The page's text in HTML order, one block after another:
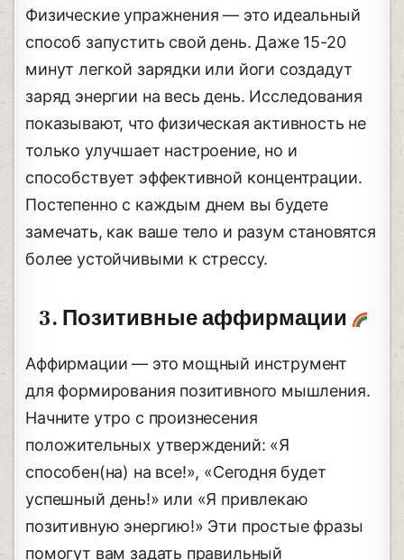
Физические упражнения — это идеальный
способ запустить свой день. Даже 15-20
минут легкой зарядки или йоги создадут
заряд энергии на весь день. Исследования
показывают, что физическая активность не
только улучшает настроение, но и
способствует эффективной концентрации.
Постепенно с каждым днем вы будете
замечать, как ваше тело и разум становятся
более устойчивыми к стрессу.
3. Позитивные аффирмации
Аффирмации — это мощный инструмент
для формирования позитивного мышления.
Начните утро с произнесения
положительных утверждений: «Я
способен(на) на все!», «Сегодня будет
успешный день!» или «Я привлекаю
позитивную энергию!» Эти простые фразы
помогут вам задать правильный